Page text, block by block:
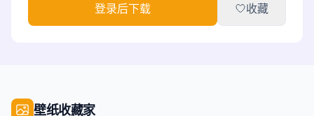
登录后下载 收藏
壁纸收藏家